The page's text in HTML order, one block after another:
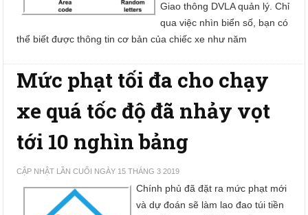
Giao thông DVLA quản lý. Chỉ
qua việc nhìn biển số, bạn có
thể biết được thông tin cơ bản của chiếc xe như năm
Mức phạt tối đa cho chạy
xe quá tốc độ đã nhảy vọt
tới 10 nghìn bảng
CẬP NHẬT LẦN CUỐI NGÀY 15 THÁNG 3 2019
Chính phủ đã đặt ra mức phạt mới
và dự đoán sẽ làm lao đao túi tiền